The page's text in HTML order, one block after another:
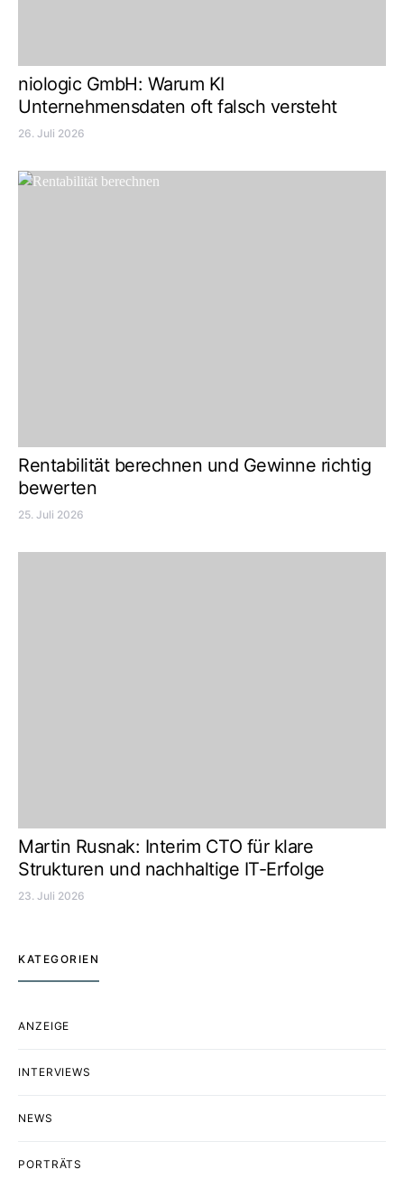
niologic GmbH: Warum KI
Unternehmensdaten oft falsch versteht
26. Juli 2026
Rentabilität berechnen und Gewinne richtig
bewerten
25. Juli 2026
Martin Rusnak: Interim CTO für klare
Strukturen und nachhaltige IT-Erfolge
23. Juli 2026
KATEGORIEN
ANZEIGE
INTERVIEWS
NEWS
PORTRÄTS